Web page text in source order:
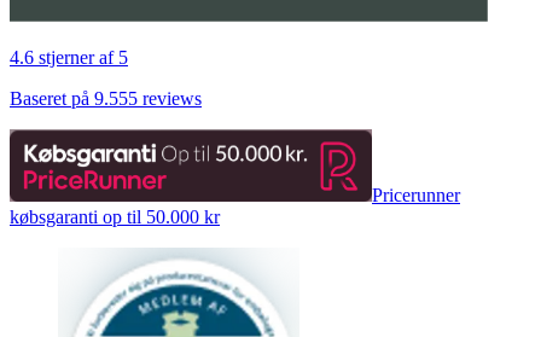
4.6 stjerner af 5
Baseret på 9.555 reviews
Pricerunner
købsgaranti op til 50.000 kr